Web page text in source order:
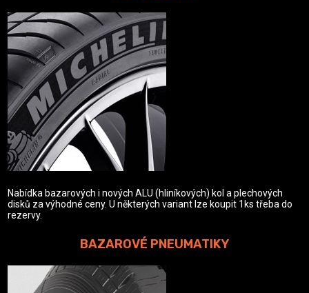
Nabídka bazarových i nových ALU (hliníkových) kol a plechových
disků za výhodné ceny. U některých variant lze koupit 1ks třeba do
rezervy.
BAZAROVÉ PNEUMATIKY